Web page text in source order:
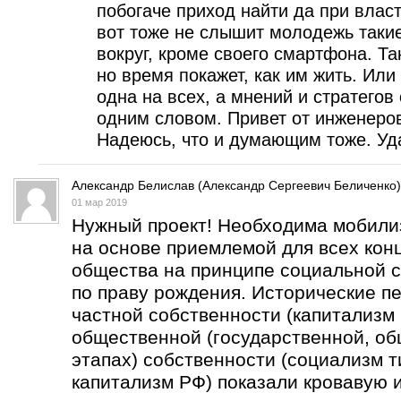
побогаче приход найти да при
вот тоже не слышит молодежь
вокруг, кроме своего смартфона.
но время покажет, как им жить.
одна на всех, а мнений и стратегов
одним словом. Привет от
Надеюсь, что и думающим тоже.
Александр Белислав (Александр Сергеевич Беличенко)
01 мар 2019
Нужный проект! Необходима
на основе приемлемой для всех
общества на принципе социальной
по праву рождения. Исторические
частной собственности
общественной (государственной,
этапах) собственности (социализм
капитализм РФ) показали кровавую